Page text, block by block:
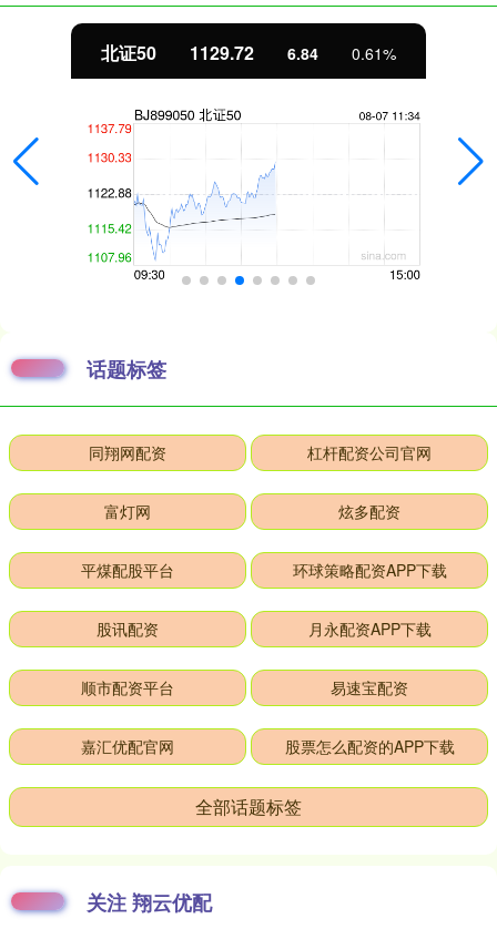
北证50 1129.72 6.84 0.61%
话题标签
同翔网配资 杠杆配资公司官网
富灯网 炫多配资
平煤配股平台 环球策略配资APP下载
股讯配资 月永配资APP下载
顺市配资平台 易速宝配资
嘉汇优配官网 股票怎么配资的APP下载
全部话题标签
关注 翔云优配